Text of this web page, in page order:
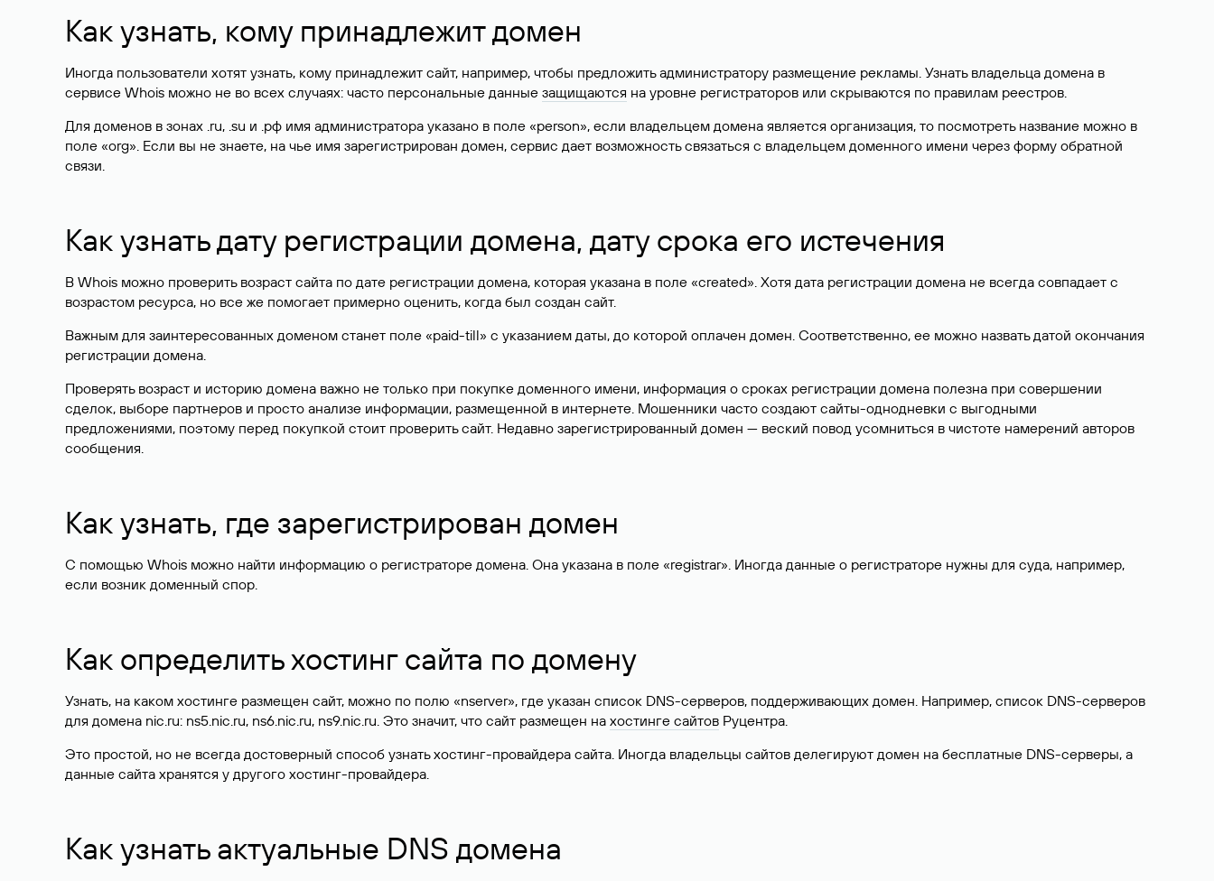
Как узнать, кому принадлежит домен
Иногда пользователи хотят узнать, кому принадлежит сайт, например, чтобы предложить администратору размещение рекламы. Узнать владельца домена в
сервисе Whois можно не во всех случаях: часто персональные данные защищаются на уровне регистраторов или скрываются по правилам реестров.
Для доменов в зонах .ru, .su и .рф имя администратора указано в поле «person», если владельцем домена является организация, то посмотреть название можно в
поле «org». Если вы не знаете, на чье имя зарегистрирован домен, сервис дает возможность связаться с владельцем доменного имени через форму обратной
связи.
Как узнать дату регистрации домена, дату срока его истечения
В Whois можно проверить возраст сайта по дате регистрации домена, которая указана в поле «created». Хотя дата регистрации домена не всегда совпадает с
возрастом ресурса, но все же помогает примерно оценить, когда был создан сайт.
Важным для заинтересованных доменом станет поле «paid-till» с указанием даты, до которой оплачен домен. Соответственно, ее можно назвать датой окончания
регистрации домена.
Проверять возраст и историю домена важно не только при покупке доменного имени, информация о сроках регистрации домена полезна при совершении
сделок, выборе партнеров и просто анализе информации, размещенной в интернете. Мошенники часто создают сайты-однодневки с выгодными
предложениями, поэтому перед покупкой стоит проверить сайт. Недавно зарегистрированный домен — веский повод усомниться в чистоте намерений авторов
сообщения.
Как узнать, где зарегистрирован домен
С помощью Whois можно найти информацию о регистраторе домена. Она указана в поле «registrar». Иногда данные о регистраторе нужны для суда, например,
если возник доменный спор.
Как определить хостинг сайта по домену
Узнать, на каком хостинге размещен сайт, можно по полю «nserver», где указан список DNS-серверов, поддерживающих домен. Например, список DNS-серверов
для домена nic.ru: ns5.nic.ru, ns6.nic.ru, ns9.nic.ru. Это значит, что сайт размещен на хостинге сайтов Руцентра.
Это простой, но не всегда достоверный способ узнать хостинг-провайдера сайта. Иногда владельцы сайтов делегируют домен на бесплатные DNS-серверы, а
данные сайта хранятся у другого хостинг-провайдера.
Как узнать актуальные DNS домена